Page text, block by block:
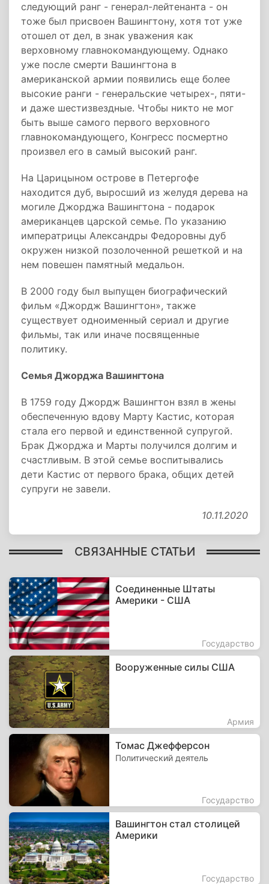
следующий ранг - генерал-лейтенанта - он
тоже был присвоен Вашингтону, хотя тот уже
отошел от дел, в знак уважения как
верховному главнокомандующему. Однако
уже после смерти Вашингтона в
американской армии появились еще более
высокие ранги - генеральские четырех-, пяти-
и даже шестизвездные. Чтобы никто не мог
быть выше самого первого верховного
главнокомандующего, Конгресс посмертно
произвел его в самый высокий ранг.
На Царицыном острове в Петергофе
находится дуб, выросший из желудя дерева на
могиле Джорджа Вашингтона - подарок
американцев царской семье. По указанию
императрицы Александры Федоровны дуб
окружен низкой позолоченной решеткой и на
нем повешен памятный медальон.
В 2000 году был выпущен биографический
фильм «Джордж Вашингтон», также
существует одноименный сериал и другие
фильмы, так или иначе посвященные
политику.
Семья Джорджа Вашингтона
В 1759 году Джордж Вашингтон взял в жены
обеспеченную вдову Марту Кастис, которая
стала его первой и единственной супругой.
Брак Джорджа и Марты получился долгим и
счастливым. В этой семье воспитывались
дети Кастис от первого брака, общих детей
супруги не завели.
10.11.2020
СВЯЗАННЫЕ СТАТЬИ
Соединенные Штаты
Америки - США
Государство
Вооруженные силы США
Армия
Томас Джефферсон
Политический деятель
Государство
Вашингтон стал столицей
Америки
Государство